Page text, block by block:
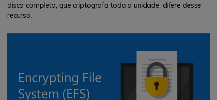
disco completo, que criptografa toda a unidade, difere desse
recurso.